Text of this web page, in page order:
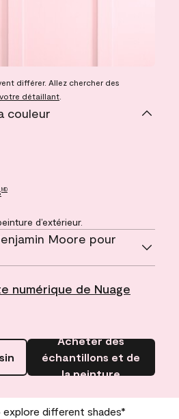
différer. Allez chercher des
votre détaillant
couleur
MD
d’extérieur.
Moore pour
numérique de Nuage
Acheter des
échantillons et de
la peinture
different shades*